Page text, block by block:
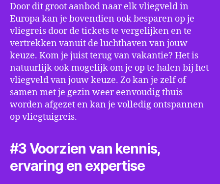
Door dit groot aanbod naar elk vliegveld in
Europa kan je bovendien ook besparen op je
vliegreis door de tickets te vergelijken en te
vertrekken vanuit de luchthaven van jouw
keuze. Kom je juist terug van vakantie? Het is
natuurlijk ook mogelijk om je op te halen bij het
vliegveld van jouw keuze. Zo kan je zelf of
samen met je gezin weer eenvoudig thuis
worden afgezet en kan je volledig ontspannen
op vliegtuigreis.
#3 Voorzien van kennis,
ervaring en expertise